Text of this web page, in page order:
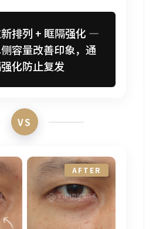
排列 + 眶隔强化 —
容量改善印象，通
化防止复发
VS
AFTER